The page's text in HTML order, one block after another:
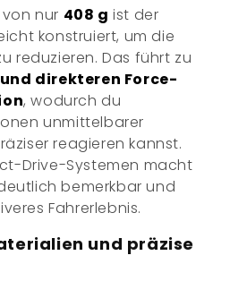
nur 408 g ist der
konstruiert, um die
reduzieren. Das führt zu
direkteren Force-
, wodurch du
unmittelbarer
reagieren kannst.
Drive-Systemen macht
bemerkbar und
Fahrerlebnis.
und präzise